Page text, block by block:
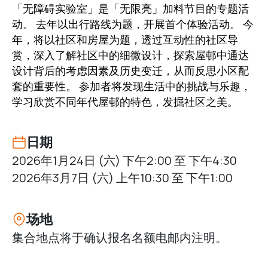
「无障碍实验室」是「无限亮」加料节目的专题活
动。 去年以出行路线为题，开展首个体验活动。 今
年，将以社区和房屋为题，透过互动性的社区导
赏，深入了解社区中的细微设计，探索屋邨中通达
设计背后的考虑因素及历史变迁，从而反思小区配
套的重要性。 参加者将发现生活中的挑战与乐趣，
学习欣赏不同年代屋邨的特色，发掘社区之美。
日期
2026年1月24日 (六) 下午2:00 至 下午4:30
2026年3月7日 (六) 上午10:30 至 下午1:00
场地
集合地点将于确认报名名额电邮内注明。